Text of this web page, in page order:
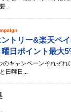
...
ントリー&楽天ペ
曜日ポイント最大
のキャンペーンそれぞれ
日曜日...